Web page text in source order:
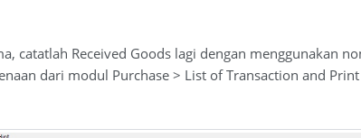
catatlah Received Goods lagi dengan menggunakan
dari modul Purchase > List of Transaction and